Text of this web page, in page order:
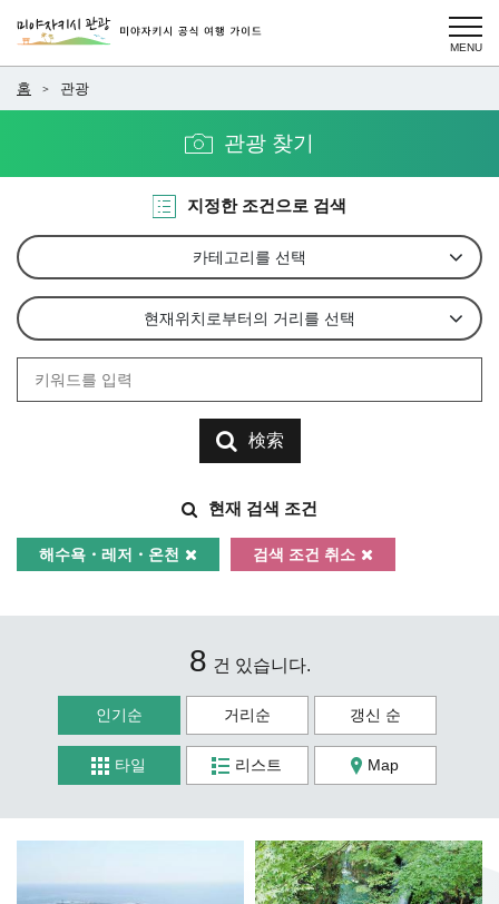
홈 관광
관광 찾기
지정한 조건으로 검색
카테고리를 선택
현재위치로부터의 거리를 선택
検索
현재 검색 조건
해수욕・레저・온천 검색 조건 취소
8 건 있습니다.
인기순 거리순 갱신 순
타일 리스트 Map